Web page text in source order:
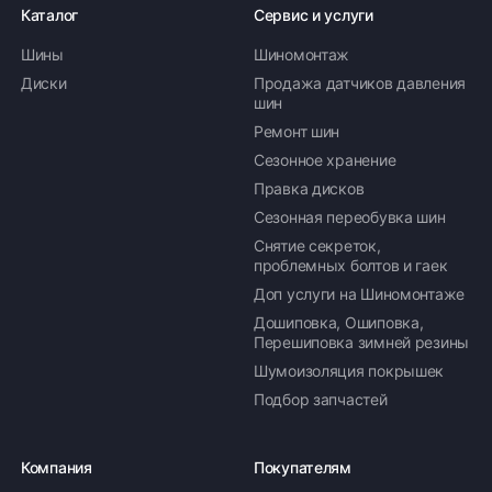
Каталог
Шины
Диски
Сервис и услуги
Шиномонтаж
Продажа датчиков давления
шин
Ремонт шин
Сезонное хранение
Правка дисков
Сезонная переобувка шин
Снятие секреток,
проблемных болтов и гаек
Доп услуги на Шиномонтаже
Дошиповка, Ошиповка,
Перешиповка зимней резины
Шумоизоляция покрышек
Подбор запчастей
Компания Покупателям